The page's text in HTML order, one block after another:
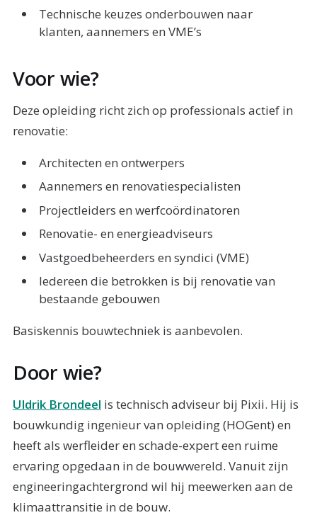
Technische keuzes onderbouwen naar
klanten, aannemers en VME’s
Voor wie?
Deze opleiding richt zich op professionals actief in
renovatie:
Architecten en ontwerpers
Aannemers en renovatiespecialisten
Projectleiders en werfcoördinatoren
Renovatie- en energieadviseurs
Vastgoedbeheerders en syndici (VME)
Iedereen die betrokken is bij renovatie van
bestaande gebouwen
Basiskennis bouwtechniek is aanbevolen.
Door wie?
Uldrik Brondeel is technisch adviseur bij Pixii. Hij is
bouwkundig ingenieur van opleiding (HOGent) en
heeft als werfleider en schade-expert een ruime
ervaring opgedaan in de bouwwereld. Vanuit zijn
engineeringachtergrond wil hij meewerken aan de
klimaattransitie in de bouw.